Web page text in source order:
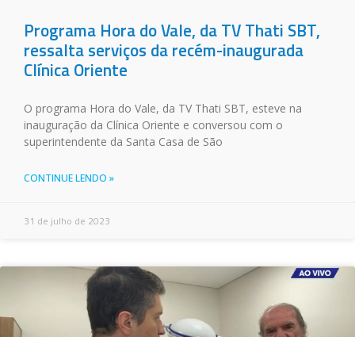
Programa Hora do Vale, da TV Thati SBT,
ressalta serviços da recém-inaugurada
Clínica Oriente
O programa Hora do Vale, da TV Thati SBT, esteve na
inauguração da Clínica Oriente e conversou com o
superintendente da Santa Casa de São
CONTINUE LENDO »
31 de julho de 2023